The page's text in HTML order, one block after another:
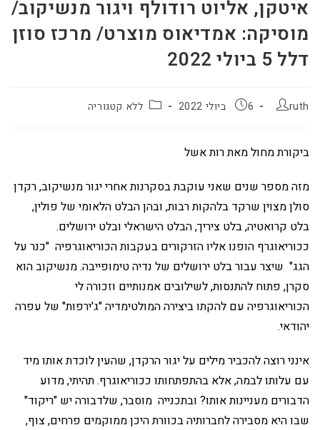
איטקן, אליוט רודולף ויגור מנשיקוב/
מוסיקה: אמדיאוס מוצרט/ מרכז סוזן
דלל 5 ביולי 2022
ruth 6 ביולי 2022 ללא קטגוריה
ביקורת מחול מאת רות אשל
מזה מספר שנים שאני עוקבת בסקרנות אחרי יגור מנשיקוב, רקדן
סולן מצוין שרקד בלהקות רבות, ובהן הבלט הלאומי של פולין,
בלט קרואטיה, בלט ציריך, הבלט הישראלי ובלט ירושלים.
ככוריאוגרף הופנו אליו הזרקורים בעקבות הכוריאוגרפיה "כנר על
הגג" שיצר עבור בלט ירושלים של נדיה טימופייבה. מנשיקוב הוא
סקרן, פתוח להתנסות, לשילובים אמנותיים וזכורה לי
הכוריאוגרפיה עם להקתו ביצירה המולטימדיה "ג'ירפות" של עפרה
יהודאי.
אינני רוצה להכביר מילים על יגור הרקדן, שהעין לוכדת אותו מיד
עם עלותו לבמה, אלא בהתפתחותו ככוריאוגרף. תהיתי, מדוע
הדבורים מעניינות אותו? ובתכנייה מוסבר, שלדבורה יש "ריקוד"
שבו היא מסבירה לחברותיה בכוורת היכן ממוקמים פרחים, צוף,